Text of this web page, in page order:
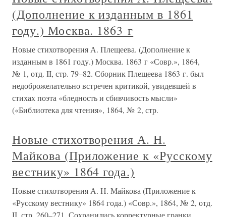
(Дополнение к изданным в 1861
году.) Москва. 1863 г
Новые стихотворения А. Плещеева. (Дополнение к
изданным в 1861 году.) Москва. 1863 г «Совр.», 1864,
№ 1, отд. II, стр. 79–82. Сборник Плещеева 1863 г. был
недоброжелательно встречен критикой, увидевшей в
стихах поэта «бледность и сбивчивость мысли»
(«Библиотека для чтения», 1864, № 2, стр.
Новые стихотворения А. Н.
Майкова (Приложение к «Русскому
вестнику» 1864 года.)
Новые стихотворения А. Н. Майкова (Приложение к
«Русскому вестнику» 1864 года.) «Совр.», 1864, № 2, отд.